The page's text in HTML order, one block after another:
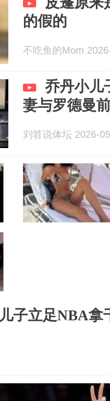
的假的
不吃鱼的Mom
乔丹小儿
妻与罗德曼
刘笤说体坛 2026-
子立足NBA拿